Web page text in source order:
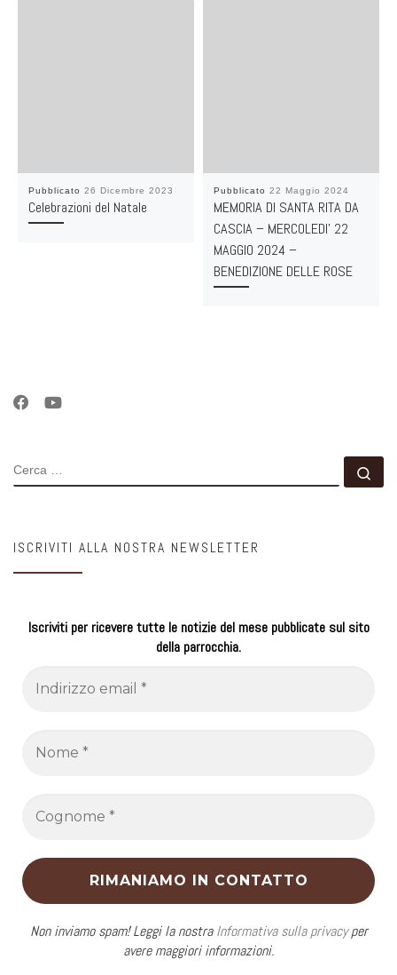
Pubblicato 26 Dicembre 2023
Celebrazioni del Natale
Pubblicato 22 Maggio 2024
MEMORIA DI SANTA RITA DA
CASCIA – MERCOLEDI’ 22
MAGGIO 2024 –
BENEDIZIONE DELLE ROSE
CERCA
ISCRIVITI ALLA NOSTRA NEWSLETTER
Iscriviti per ricevere tutte le notizie del mese pubblicate sul sito
della parrocchia.
Non inviamo spam! Leggi la nostraInformativa sulla privacyper
avere maggiori informazioni.